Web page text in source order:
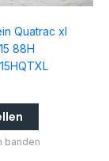
Quatrac xl
88H
banden